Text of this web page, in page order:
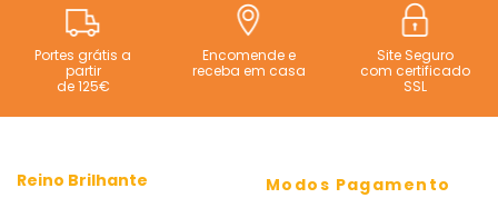
Portes grátis a
partir
de 125€
Encomende e
receba em casa
Site Seguro
com certificado
SSL
Reino Brilhante Modos Pagamento